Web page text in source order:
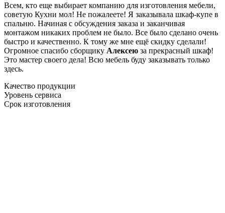
Всем, кто еще выбирает компанию для изготовления мебели,
советую Кухни мол! Не пожалеете! Я заказывала шкаф-купе в
спальню. Начиная с обсуждения заказа и заканчивая
монтажом никаких проблем не было. Все было сделано очень
быстро и качественно. К тому же мне ещё скидку сделали!
Огромное спасибо сборщику Алексею за прекрасный шкаф!
Это мастер своего дела! Всю мебель буду заказывать только
здесь.
Качество продукции
Уровень сервиса
Срок изготовления